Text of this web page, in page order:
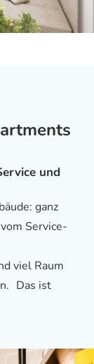
und
ganz
Service-
viel Raum
Das ist